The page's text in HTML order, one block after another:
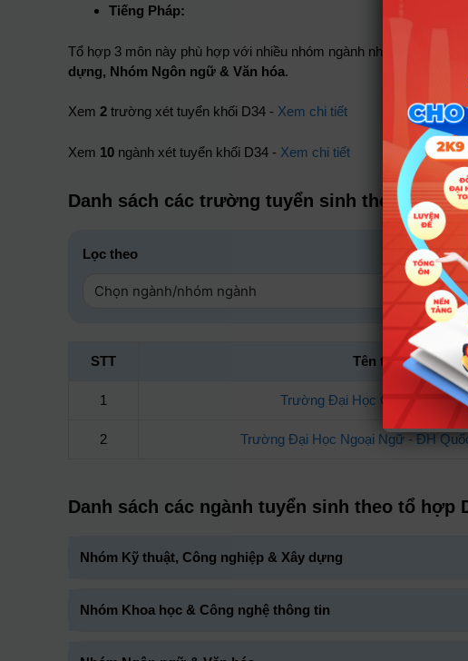
Tiếng Pháp:
Tổ hợp 3 môn này phù hợp với nhiều nhóm ngành như:
Nhóm
dựng, Nhóm Ngôn ngữ & Văn hóa.
Xem 2trường xét tuyển khối D34 - Xem chi tiết
Xem 10ngành xét tuyển khối D34 - Xem chi tiết
Danh sách các trường tuyển sinh theo tổ hợp
Lọc theo
STT Tên trường
1 Trường Đại Học Công Nghệ
2 Trường Đại Học Ngoại Ngữ - ĐH
Danh sách các ngành tuyển sinh theo tổ hợp
Nhóm Kỹ thuật, Công nghiệp & Xây dựng
Nhóm Khoa học & Công nghệ thông tin